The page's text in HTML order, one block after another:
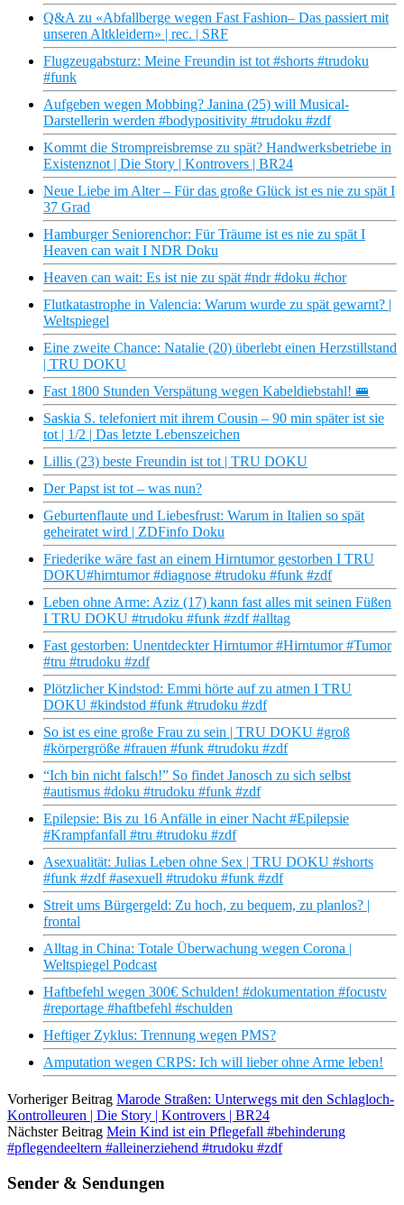
Q&A zu «Abfallberge wegen Fast Fashion– Das passiert mit
unseren Altkleidern» | rec. | SRF
Flugzeugabsturz: Meine Freundin ist tot #shorts #trudoku
#funk
Aufgeben wegen Mobbing? Janina (25) will Musical-
Darstellerin werden #bodypositivity #trudoku #zdf
Kommt die Strompreisbremse zu spät? Handwerksbetriebe in
Existenznot | Die Story | Kontrovers | BR24
Neue Liebe im Alter – Für das große Glück ist es nie zu spät I
37 Grad
Hamburger Seniorenchor: Für Träume ist es nie zu spät I
Heaven can wait I NDR Doku
Heaven can wait: Es ist nie zu spät #ndr #doku #chor
Flutkatastrophe in Valencia: Warum wurde zu spät gewarnt? |
Weltspiegel
Eine zweite Chance: Natalie (20) überlebt einen Herzstillstand
| TRU DOKU
Fast 1800 Stunden Verspätung wegen Kabeldiebstahl! 🚝
Saskia S. telefoniert mit ihrem Cousin – 90 min später ist sie
tot | 1/2 | Das letzte Lebenszeichen
Lillis (23) beste Freundin ist tot | TRU DOKU
Der Papst ist tot – was nun?
Geburtenflaute und Liebesfrust: Warum in Italien so spät
geheiratet wird | ZDFinfo Doku
Friederike wäre fast an einem Hirntumor gestorben I TRU
DOKU#hirntumor #diagnose #trudoku #funk #zdf
Leben ohne Arme: Aziz (17) kann fast alles mit seinen Füßen
I TRU DOKU #trudoku #funk #zdf #alltag
Fast gestorben: Unentdeckter Hirntumor #Hirntumor #Tumor
#tru #trudoku #zdf
Plötzlicher Kindstod: Emmi hörte auf zu atmen I TRU
DOKU #kindstod #funk #trudoku #zdf
So ist es eine große Frau zu sein | TRU DOKU #groß
#körpergröße #frauen #funk #trudoku #zdf
“Ich bin nicht falsch!” So findet Janosch zu sich selbst
#autismus #doku #trudoku #funk #zdf
Epilepsie: Bis zu 16 Anfälle in einer Nacht #Epilepsie
#Krampfanfall #tru #trudoku #zdf
Asexualität: Julias Leben ohne Sex | TRU DOKU #shorts
#funk #zdf #asexuell #trudoku #funk #zdf
Streit ums Bürgergeld: Zu hoch, zu bequem, zu planlos? |
frontal
Alltag in China: Totale Überwachung wegen Corona |
Weltspiegel Podcast
Haftbefehl wegen 300€ Schulden! #dokumentation #focustv
#reportage #haftbefehl #schulden
Heftiger Zyklus: Trennung wegen PMS?
Amputation wegen CRPS: Ich will lieber ohne Arme leben!
Vorheriger Beitrag Marode Straßen: Unterwegs mit den Schlagloch-
Kontrolleuren | Die Story | Kontrovers | BR24
Nächster Beitrag Mein Kind ist ein Pflegefall #behinderung
#pflegendeeltern #alleinerziehend #trudoku #zdf
Sender & Sendungen